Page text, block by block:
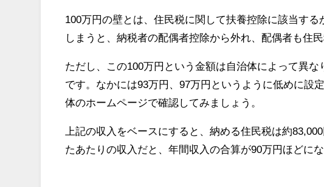
100万円の壁とは、住民税に関して扶養控除に該当す
しまうと、納税者の配偶者控除から外れ、配偶者も住
ただし、この100万円という金額は自治体によって異
です。なかには93万円、97万円というように低めに設
体のホームページで確認してみましょう。
上記の収入をベースにすると、納める住民税は約
たあたりの収入だと、年間収入の合算が90万円ほどに